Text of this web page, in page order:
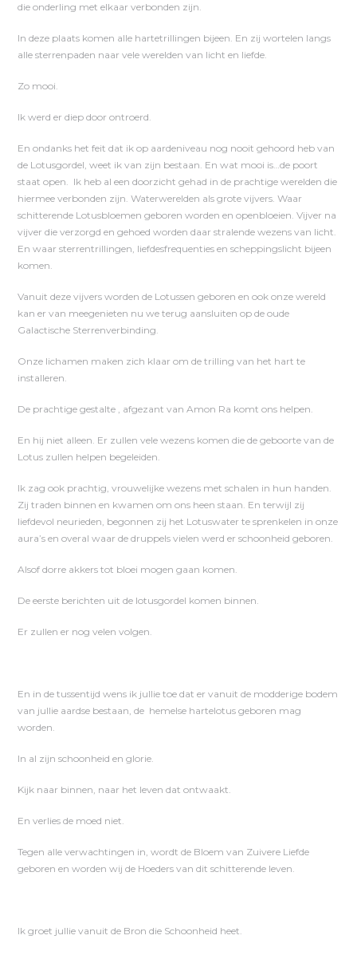
die onderling met elkaar verbonden zijn.
In deze plaats komen alle hartetrillingen bijeen. En zij wortelen langs
alle sterrenpaden naar vele werelden van licht en liefde.
Zo mooi.
Ik werd er diep door ontroerd.
En ondanks het feit dat ik op aardeniveau nog nooit gehoord heb van
de Lotusgordel, weet ik van zijn bestaan. En wat mooi is…de poort
staat open. Ik heb al een doorzicht gehad in de prachtige werelden die
hiermee verbonden zijn. Waterwerelden als grote vijvers. Waar
schitterende Lotusbloemen geboren worden en openbloeien. Vijver na
vijver die verzorgd en gehoed worden daar stralende wezens van licht.
En waar sterrentrillingen, liefdesfrequenties en scheppingslicht bijeen
komen.
Vanuit deze vijvers worden de Lotussen geboren en ook onze wereld
kan er van meegenieten nu we terug aansluiten op de oude
Galactische Sterrenverbinding.
Onze lichamen maken zich klaar om de trilling van het hart te
installeren.
De prachtige gestalte , afgezant van Amon Ra komt ons helpen.
En hij niet alleen. Er zullen vele wezens komen die de geboorte van de
Lotus zullen helpen begeleiden.
Ik zag ook prachtig, vrouwelijke wezens met schalen in hun handen.
Zij traden binnen en kwamen om ons heen staan. En terwijl zij
liefdevol neurieden, begonnen zij het Lotuswater te sprenkelen in onze
aura’s en overal waar de druppels vielen werd er schoonheid geboren.
Alsof dorre akkers tot bloei mogen gaan komen.
De eerste berichten uit de lotusgordel komen binnen.
Er zullen er nog velen volgen.
En in de tussentijd wens ik jullie toe dat er vanuit de modderige bodem
van jullie aardse bestaan, de hemelse hartelotus geboren mag
worden.
In al zijn schoonheid en glorie.
Kijk naar binnen, naar het leven dat ontwaakt.
En verlies de moed niet.
Tegen alle verwachtingen in, wordt de Bloem van Zuivere Liefde
geboren en worden wij de Hoeders van dit schitterende leven.
Ik groet jullie vanuit de Bron die Schoonheid heet.